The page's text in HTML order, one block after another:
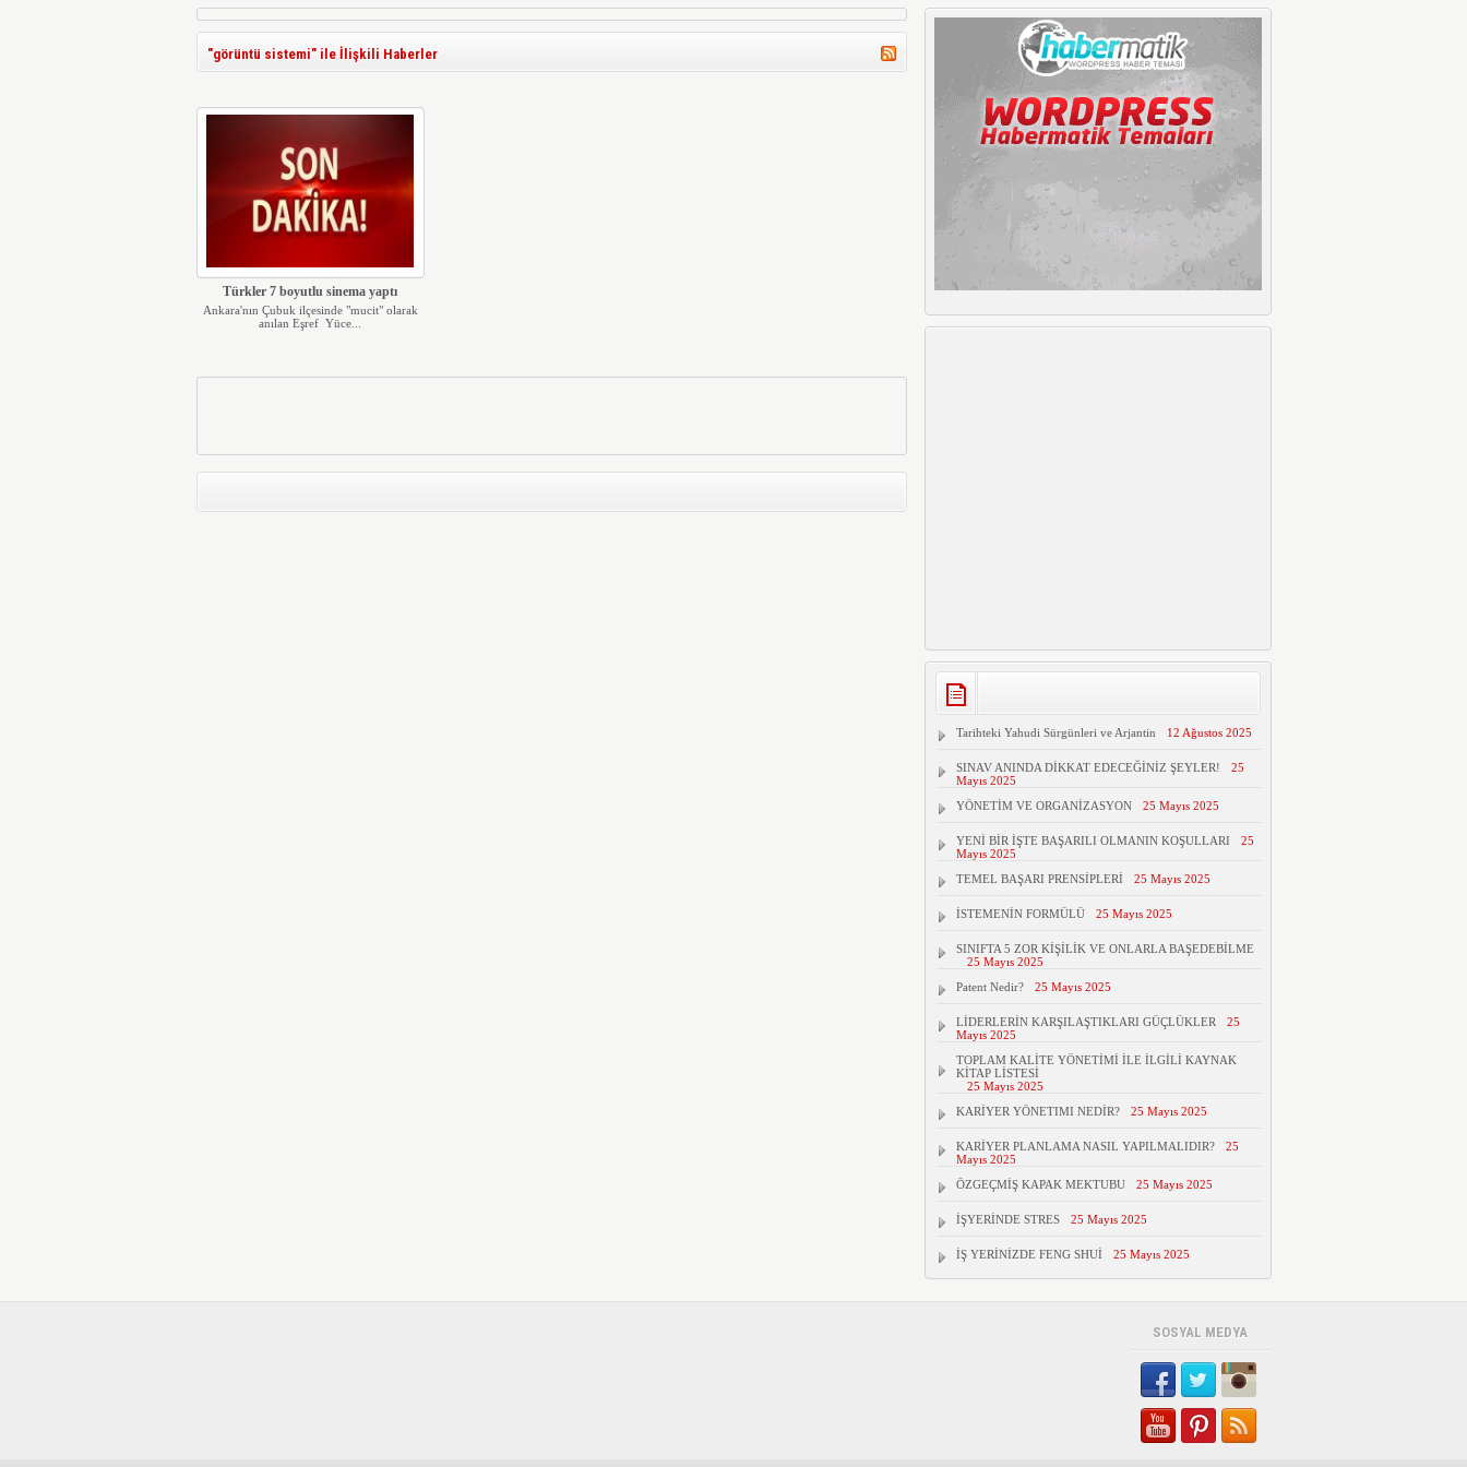
"görüntü sistemi" ile İlişkili Haberler
Türkler 7 boyutlu sinema yaptı
Ankara'nın Çubuk ilçesinde "mucit" olarak
anılan Eşref Yüce...
Tarihteki Yahudi Sürgünleri ve Arjantin 12 Ağustos 2025
SINAV ANINDA DİKKAT EDECEĞİNİZ ŞEYLER!
25
Mayıs 2025
YÖNETİM VE ORGANİZASYON
25 Mayıs 2025
YENİ BİR İŞTE BAŞARILI OLMANIN KOŞULLARI
25
Mayıs 2025
TEMEL BAŞARI PRENSİPLERİ
25 Mayıs 2025
İSTEMENİN FORMÜLÜ 25 Mayıs 2025
SINIFTA 5 ZOR KİŞİLİK VE ONLARLA BAŞEDEBİLME
25 Mayıs 2025
Patent Nedir?
25 Mayıs 2025
LİDERLERİN KARŞILAŞTIKLARI GÜÇLÜKLER
25
Mayıs 2025
TOPLAM KALİTE YÖNETİMİ İLE İLGİLİ KAYNAK
KİTAP LİSTESİ
25 Mayıs 2025
KARİYER YÖNETIMI NEDİR?
25 Mayıs 2025
KARİYER PLANLAMA NASIL YAPILMALIDIR?
25
Mayıs 2025
ÖZGEÇMİŞ KAPAK MEKTUBU
25 Mayıs 2025
İŞYERİNDE STRES 25 Mayıs 2025
İŞ YERİNİZDE FENG SHUİ 25 Mayıs 2025
SOSYAL MEDYA